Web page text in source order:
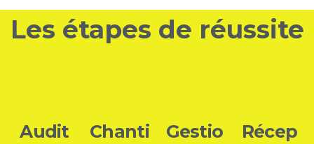
Les étapes de réussite
Audit
Chanti
Gestio
Récep